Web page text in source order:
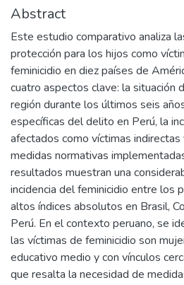
Abstract
Este estudio comparativo analiza
protección para los hijos como
feminicidio en diez países de
cuatro aspectos clave: la situación
región durante los últimos seis
específicas del delito en Perú, la
afectados como víctimas indirectas
medidas normativas
resultados muestran una
incidencia del feminicidio entre los
altos índices absolutos en Brasil,
Perú. En el contexto peruano, se
las víctimas de feminicidio son
educativo medio y con vínculos
que resalta la necesidad de